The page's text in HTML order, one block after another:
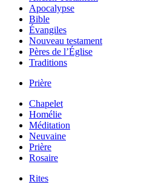
Apocalypse
Bible
Évangiles
Nouveau testament
Pères de l’Église
Traditions
Prière
Chapelet
Homélie
Méditation
Neuvaine
Prière
Rosaire
Rites